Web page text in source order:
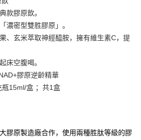
有下載 AFTEE App 成為 AFTEE 會員者方能享
您收到商品前的繳費天數，但無法保證一定能
購商品或預計到貨時間較長者)。因此無論收到
規定的時間內完成繳費。
認證結果及本公司審查結果，核予每個人不同
含以上)免运费
含以上)免运费
含以上)免运费
款膠原飲。
濃密型雙胜膠原」。
、玄米萃取神經醯胺，擁有維生素C，提
床空腹喝。
膠原逆齡精華
15ml/盒 ；共1盒
膠原製造廠合作，使用兩種胜肽等級的膠